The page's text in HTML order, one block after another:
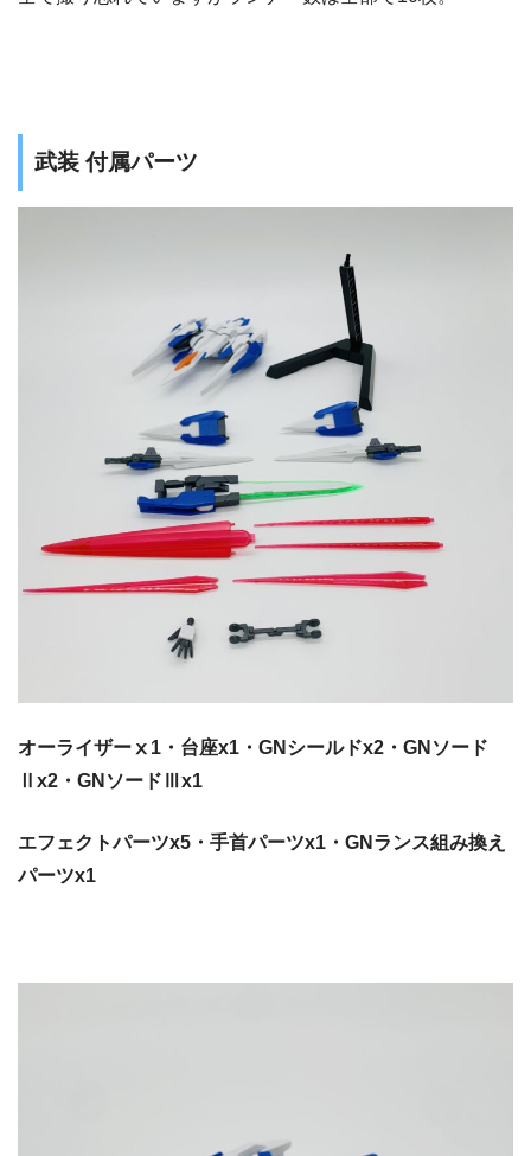
武装 付属パーツ
オーライザーⅹ1・台座x1・GNシールドx2・GNソード
Ⅱx2・GNソードⅢx1
エフェクトパーツx5・手首パーツx1・GNランス組み換え
パーツx1